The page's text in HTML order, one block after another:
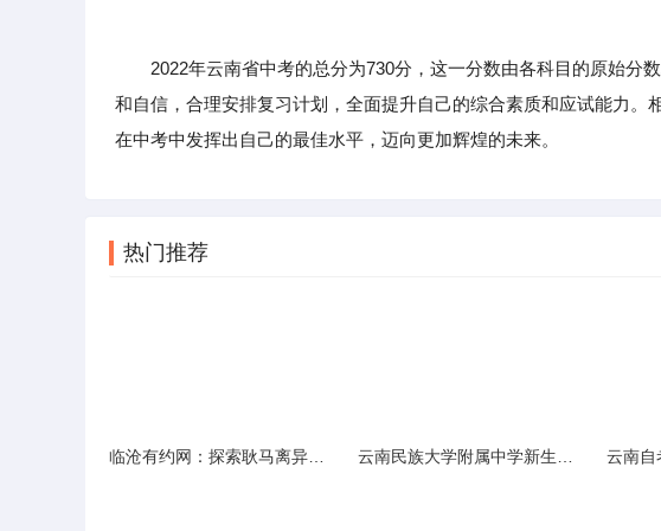
2022年云南省中考的总分为730分，这一分数由各科目的原始分
和自信，合理安排复习计划，全面提升自己的综合素质和应试能力
在中考中发挥出自己的最佳水平，迈向更加辉煌的未来。
热门推荐